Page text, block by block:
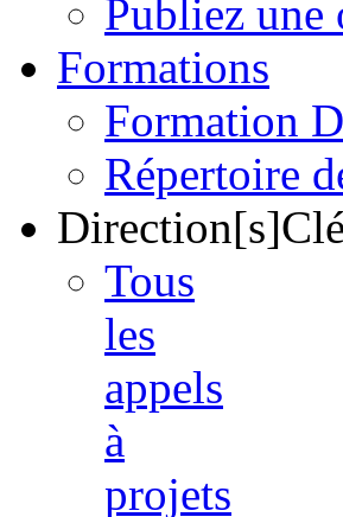
Publiez une
Formations
Formation
Répertoire
Tous
les
appels
à
projets